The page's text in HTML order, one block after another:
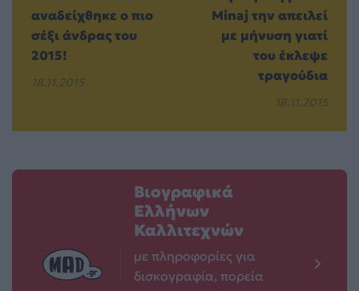
αναδείχθηκε ο πιο
σέξι άνδρας του
2015!
18.11.2015
Minaj την απειλεί
με μήνυση γιατί
του έκλεψε
τραγούδια
18.11.2015
Βιογραφικά
Ελλήνων
Καλλιτεχνών
με πληροφορίες για
δισκογραφία, πορεία